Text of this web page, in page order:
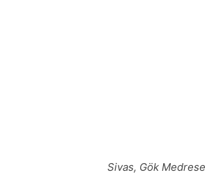
Sivas, Gök Medrese